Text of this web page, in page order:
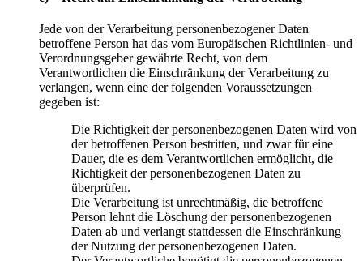
Jede von der Verarbeitung personenbezogener Daten
betroffene Person hat das vom Europäischen Richtlinien- und
Verordnungsgeber gewährte Recht, von dem
Verantwortlichen die Einschränkung der Verarbeitung zu
verlangen, wenn eine der folgenden Voraussetzungen
gegeben ist:
Die Richtigkeit der personenbezogenen Daten wird von
der betroffenen Person bestritten, und zwar für eine
Dauer, die es dem Verantwortlichen ermöglicht, die
Richtigkeit der personenbezogenen Daten zu
überprüfen.
Die Verarbeitung ist unrechtmäßig, die betroffene
Person lehnt die Löschung der personenbezogenen
Daten ab und verlangt stattdessen die Einschränkung
der Nutzung der personenbezogenen Daten.